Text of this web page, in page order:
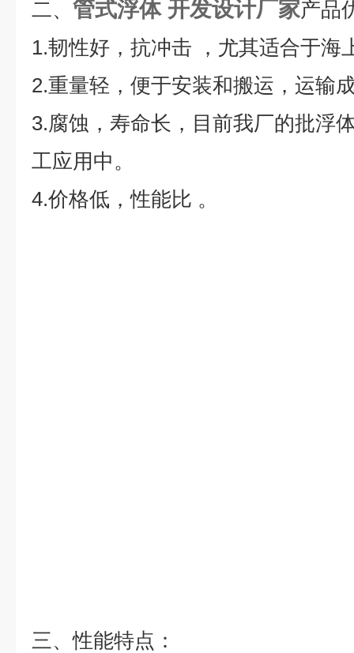
二、 管式浮体 开发设计厂家产品
1.韧性好，抗冲击 ，尤其适合于海
2.重量轻，便于安装和搬运，运输
3.腐蚀，寿命长，目前我厂的批浮
工应用中。
4.价格低，性能比 。
三、性能特点：